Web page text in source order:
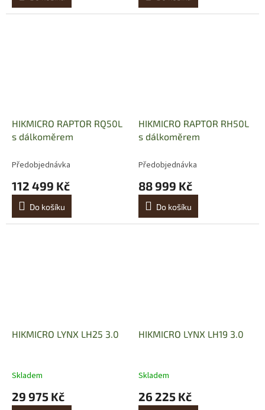
HIKMICRO RAPTOR RQ50L
s dálkoměrem
Předobjednávka
112 499 Kč
Do košíku
HIKMICRO RAPTOR RH50L
s dálkoměrem
Předobjednávka
88 999 Kč
Do košíku
HIKMICRO LYNX LH25 3.0
Skladem
29 975 Kč
HIKMICRO LYNX LH19 3.0
Skladem
26 225 Kč